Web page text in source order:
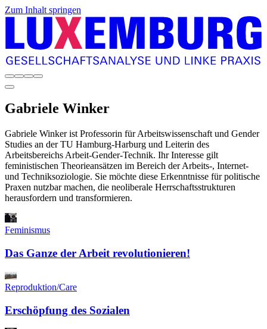
Zum Inhalt springen
Gabriele Winker
Gabriele Winker ist Professorin für Arbeitswissenschaft und Gender
Studies an der TU Hamburg-Harburg und Leiterin des
Arbeitsbereichs Arbeit-Gender-Technik. Ihr Interesse gilt
feministischen Theorieansätzen im Bereich der Arbeits-, Internet-
und Techniksoziologie. Sie möchte diese Erkenntnisse für politische
Praxen nutzbar machen, die neoliberale Herrschaftsstrukturen
herausfordern und transformieren.
Feminismus
Das Ganze der Arbeit revolutionieren!
Reproduktion/Care
Erschöpfung des Sozialen